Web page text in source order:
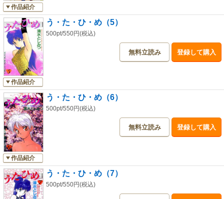
作品紹介
作品紹介
う・た・ひ・め（5）
500pt/550円(税込)
無料立読み 登録して購入
作品紹介
う・た・ひ・め（6）
500pt/550円(税込)
無料立読み 登録して購入
う・た・ひ・め（7）
500pt/550円(税込)